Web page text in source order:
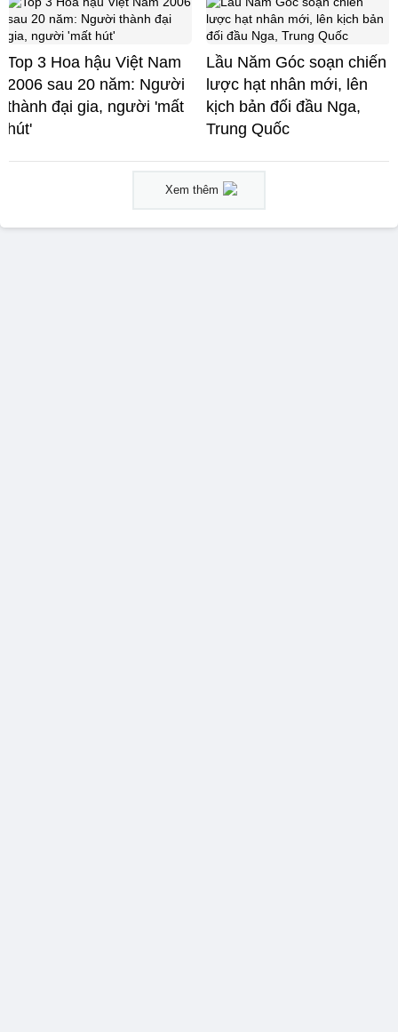
Top 3 Hoa hậu Việt Nam
2006 sau 20 năm: Người
thành đại gia, người 'mất
hút'
Lầu Năm Góc soạn chiến
lược hạt nhân mới, lên
kịch bản đối đầu Nga,
Trung Quốc
Xem thêm